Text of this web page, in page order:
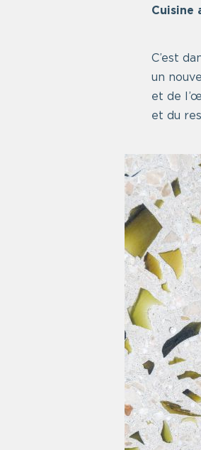
Cuisine
C’est
un
et de
et du